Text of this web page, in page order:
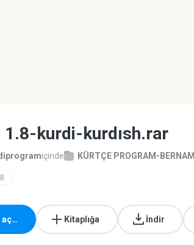
1.8-kurdi-kurdısh.rar
içinde KÜRTÇE PROGRAM-
aç… Kitaplığa İndir